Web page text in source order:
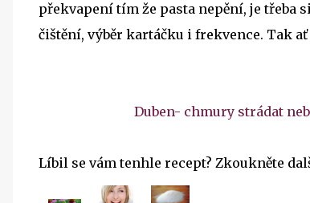
překvapení tím že pasta nepění, je třeba
čištění, výběr kartáčku i frekvence. Tak
Duben- chmury strádat
Líbil se vám tenhle recept? Zkoukněte